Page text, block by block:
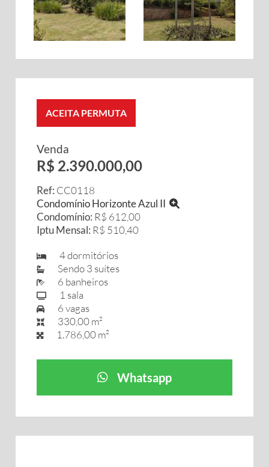
ACEITA PERMUTA
Venda
R$ 2.390.000,00
Ref: CC0118
Condomínio Horizonte Azul II
Condomínio: R$ 612,00
Iptu Mensal: R$ 510,40
4 dormitórios
Sendo 3 suítes
6 banheiros
1 sala
6 vagas
330,00 m²
1.786,00 m²
Whatsapp